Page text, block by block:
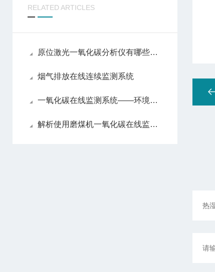
RELATED ARTICLES
原位激光一氧化碳分析仪有哪些亮眼的功能特色呢？
烟气排放在线连续监测系统
一氧化碳在线监测系统——环境监测的智能守护者
解析使用磨煤机一氧化碳在线监测系统的必要性